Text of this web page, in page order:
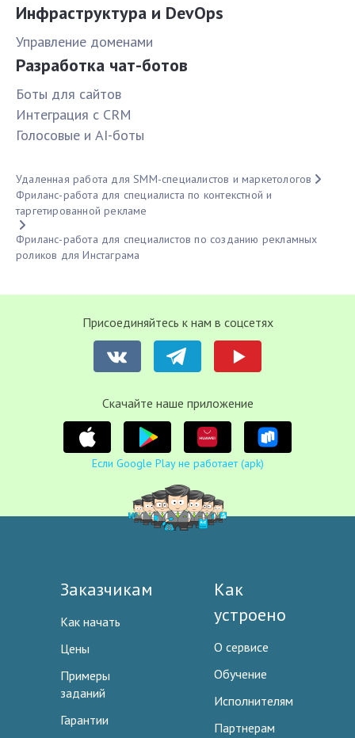
Инфраструктура и DevOps
Управление доменами
Разработка чат-ботов
Боты для сайтов
Интеграция с CRM
Голосовые и AI-боты
Удаленная работа для SMM-специалистов и маркетологов
Фриланс-работа для специалиста по контекстной и
таргетированной рекламе
Фриланс-работа для специалистов по созданию рекламных
роликов для Инстаграма
Присоединяйтесь к нам в соцсетях
Cкачайте наше приложение
Если Google Play не работает (apk)
Заказчикам
Как начать
Цены
Примеры
заданий
Гарантии
Как
устроено
О сервисе
Обучение
Исполнителям
Партнерам